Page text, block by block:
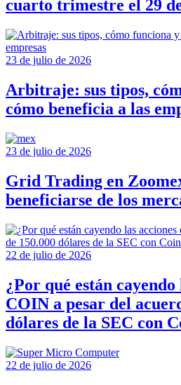
cuarto trimestre el 29
23 de julio de 2026
Arbitraje: sus tipos,
cómo beneficia a las
23 de julio de 2026
Grid Trading en
beneficiarse de los
22 de julio de 2026
¿Por qué están cayendo
COIN a pesar del
dólares de la SEC con
22 de julio de 2026